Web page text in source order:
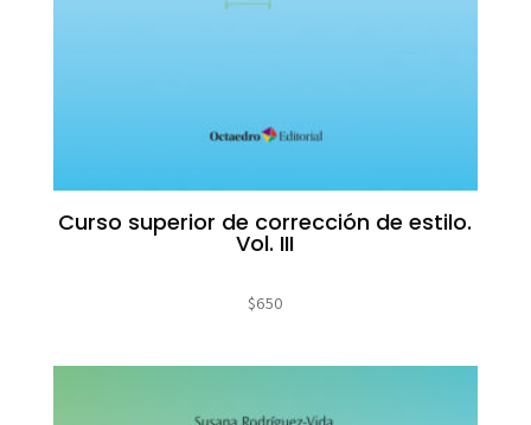
Curso superior de corrección de estilo.
Vol. III
$650